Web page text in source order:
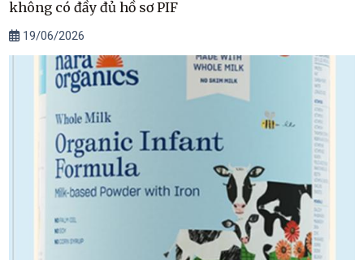
không có đầy đủ hồ sơ PIF
19/06/2026